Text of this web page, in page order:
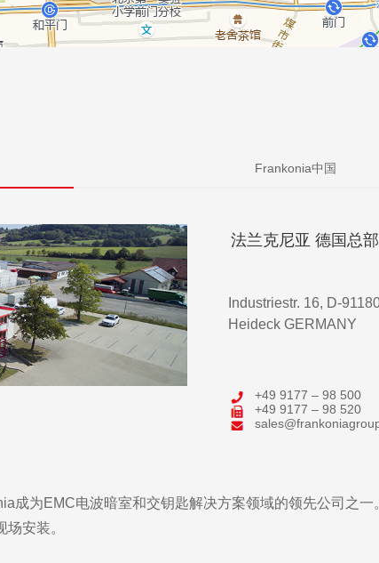
Frankonia中国
成为EMC电波暗室和交钥匙解决方案领域的领先公司之一
安装。
法兰克尼亚 德国总部
Industriestr. 16, D-
Heideck GERMANY
+49 9177 – 98 500
+49 9177 – 98 520